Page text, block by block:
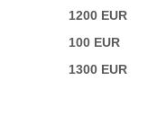
1200 EUR
100 EUR
1300 EUR